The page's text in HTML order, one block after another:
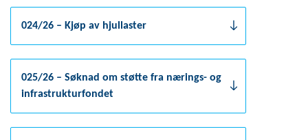
024/26 – Kjøp av hjullaster
025/26 – Søknad om støtte fra nærings- og
infrastrukturfondet